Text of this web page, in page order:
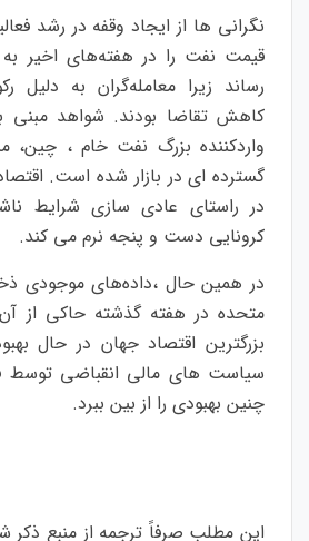
نگرانی ها از ایجاد وقفه در رشد
قیمت نفت را در هفته‌های اخیر
رساند زیرا معامله‌گران به دلیل
کاهش تقاضا بودند. شواهد مبنی
واردکننده بزرگ نفت خام ، چین،
گسترده ای در بازار شده است.
در راستای عادی سازی شرایط
کرونایی دست و پنجه نرم می کند.
در همین حال ،داده‌های موجودی
متحده در هفته گذشته حاکی از
بزرگترین اقتصاد جهان در حال
سیاست های مالی انقباضی توسط
چنین بهبودی را از بین ببرد.
این مطلب صرفاً ترجمه از منبع ذکر